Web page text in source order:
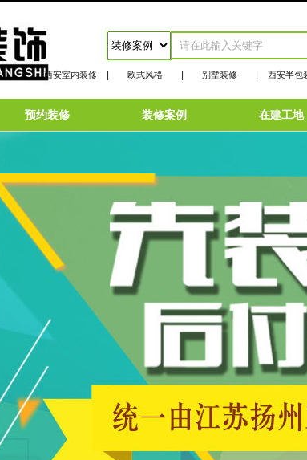
西安室内装修 欧式风格 别墅装修 西安半包
预约装修 装修案例 在建工地